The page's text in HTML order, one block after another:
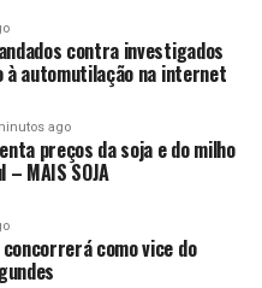
diminui
contra investigados
à automutilação na internet
ago
preços da soja e do milho
MAIS SOJA
como vice do